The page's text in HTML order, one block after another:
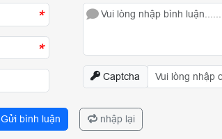
*
*
Captcha
Gửi bình luận nhập lại